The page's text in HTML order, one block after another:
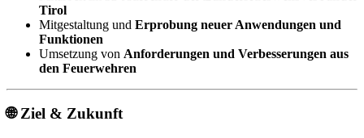
Tirol
Mitgestaltung und Erprobung neuer Anwendungen und
Funktionen
Umsetzung von Anforderungen und Verbesserungen aus
den Feuerwehren
🌐 Ziel & Zukunft